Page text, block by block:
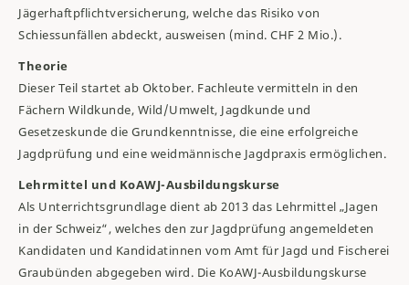
Jägerhaftpflichtversicherung, welche das Risiko von
Schiessunfällen abdeckt, ausweisen (mind. CHF 2 Mio.).
Theorie
Dieser Teil startet ab Oktober. Fachleute vermitteln in den
Fächern Wildkunde, Wild/Umwelt, Jagdkunde und
Gesetzeskunde die Grundkenntnisse, die eine erfolgreiche
Jagdprüfung und eine weidmännische Jagdpraxis ermöglichen.
Lehrmittel und KoAWJ-Ausbildungskurse
Als Unterrichtsgrundlage dient ab 2013 das Lehrmittel „Jagen
in der Schweiz“, welches den zur Jagdprüfung angemeldeten
Kandidaten und Kandidatinnen vom Amt für Jagd und Fischerei
Graubünden abgegeben wird. Die KoAWJ-Ausbildungskurse